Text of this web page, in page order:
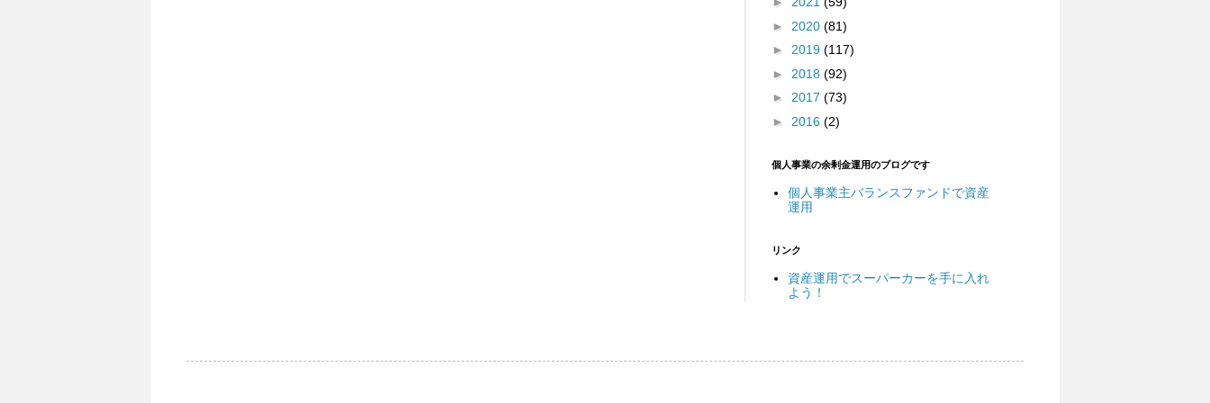
► 2020 (81)
► 2019 (117)
► 2018 (92)
► 2017 (73)
► 2016 (2)
個人事業の余剰金運用のブログです
個人事業主バランスファンドで資産
運用
リンク
資産運用でスーパーカーを手に入れ
よう！